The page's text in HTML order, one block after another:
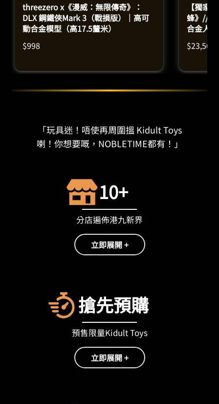
threezero x《漫威：無限傳奇》：
DLX 鋼鐵俠Mark 3（戰損版）｜高可
動合金模型（高17.5釐米）
$998
【獨家
蜂》//
合金人
$23,500
「玩具迷！唔使再周圍搵 Kidult Toys
喇！你想要嘅，NOBLETIME都有！」
10+
分店遍佈港九新界
立即展開 +
搶先預購
預售限量Kidult Toys
立即展開 +